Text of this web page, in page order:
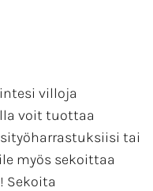
villoja
voit tuottaa
tai
myös sekoittaa
Sekoita